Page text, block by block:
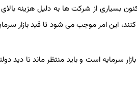
از شرکت ها به دلیل هزینه بالای
این امر موجب می شود تا قید بازار
سرمایه است و باید منتظر ماند تا دید